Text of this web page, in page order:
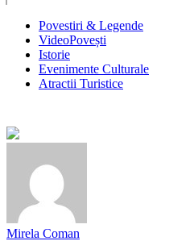
Povestiri & Legende
VideoPovești
Istorie
Evenimente Culturale
Atractii Turistice
Mirela Coman